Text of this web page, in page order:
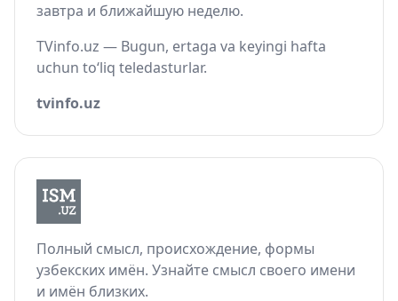
завтра и ближайшую неделю.
TVinfo.uz — Bugun, ertaga va keyingi hafta
uchun to‘liq teledasturlar.
tvinfo.uz
Полный смысл, происхождение, формы
узбекских имён. Узнайте смысл своего имени
и имён близких.